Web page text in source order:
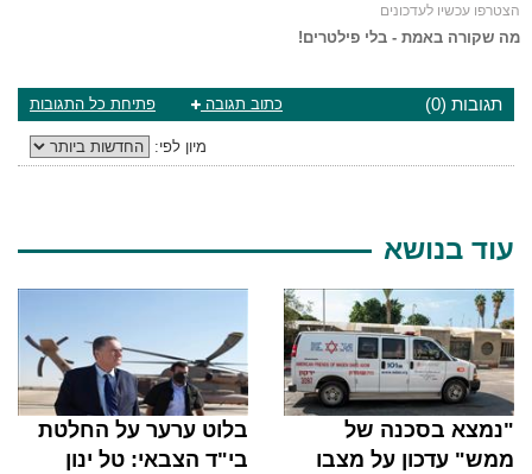
הצטרפו עכשיו לעדכונים
מה שקורה באמת - בלי פילטרים!
תגובות (0) פתיחת כל התגובות כתוב תגובה
מיון לפי:
עוד בנושא
"נמצא בסכנה של
ממש" עדכון על מצבו
בלוט ערער על החלטת
בי"ד הצבאי: טל ינון